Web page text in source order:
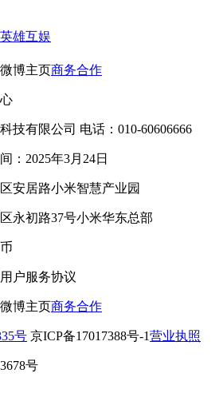
英雄互娱
微博主页商务合作
技有限公司 电话：010-60606666
：2025年3月24日
安居路小米智慧产业园
永初路37号小米华东总部
用户服务协议
微博主页商务合作
号 京ICP备17017388号-1营业执照
号